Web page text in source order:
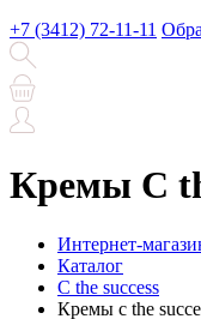
+7 (3412) 72-11-11
Кремы C
Интернет-
Каталог
C the success
Кремы c the